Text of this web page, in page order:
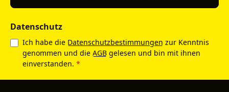
Datenschutz
Ich habe die Datenschutzbestimmungen zur Kenntnis
genommen und die AGB gelesen und bin mit ihnen
einverstanden. *